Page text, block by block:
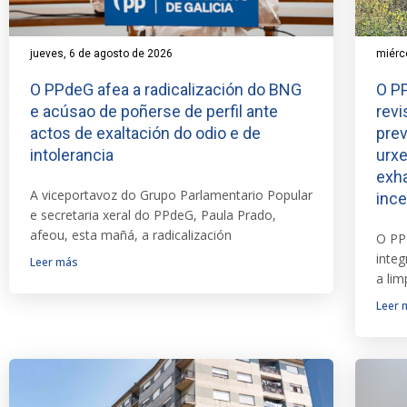
jueves, 6 de agosto de 2026
O PPdeG afea a radicalización do BNG
e acúsao de poñerse de perfil ante
actos de exaltación do odio e de
intolerancia
A viceportavoz do Grupo Parlamentario Popular
e secretaria xeral do PPdeG, Paula Prado,
afeou, esta mañá, a radicalización
Leer más
O
O
a
Leer